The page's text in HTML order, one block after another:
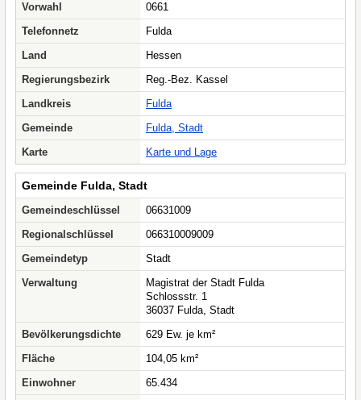
Vorwahl
0661
Telefonnetz
Fulda
Land
Hessen
Regierungsbezirk
Reg.-Bez. Kassel
Landkreis
Fulda
Gemeinde
Fulda, Stadt
Karte
Karte und Lage
Gemeinde Fulda, Stadt
Gemeindeschlüssel
06631009
Regionalschlüssel
066310009009
Gemeindetyp
Stadt
Verwaltung
Magistrat der Stadt Fulda
Schlossstr. 1
36037 Fulda, Stadt
Bevölkerungsdichte
629 Ew. je km²
Fläche
104,05 km²
Einwohner
65.434